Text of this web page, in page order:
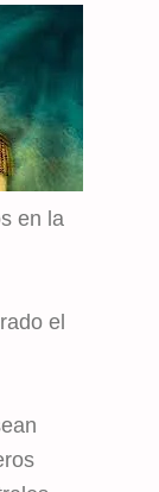
en la
el